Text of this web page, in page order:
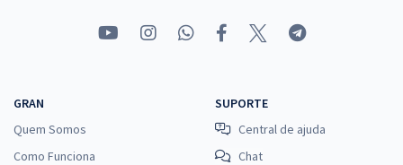
GRAN
Quem Somos
Como Funciona
SUPORTE
Central de ajuda
Chat